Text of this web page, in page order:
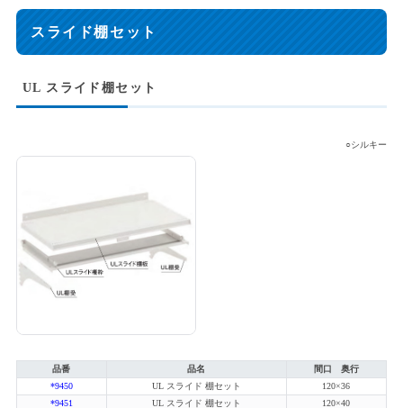
スライド棚セット
UL スライド棚セット
○シルキー
品番 品名
間口 奥行
*9450
UL スライド 棚セット
120×36
*9451
UL スライド 棚セット
120×40